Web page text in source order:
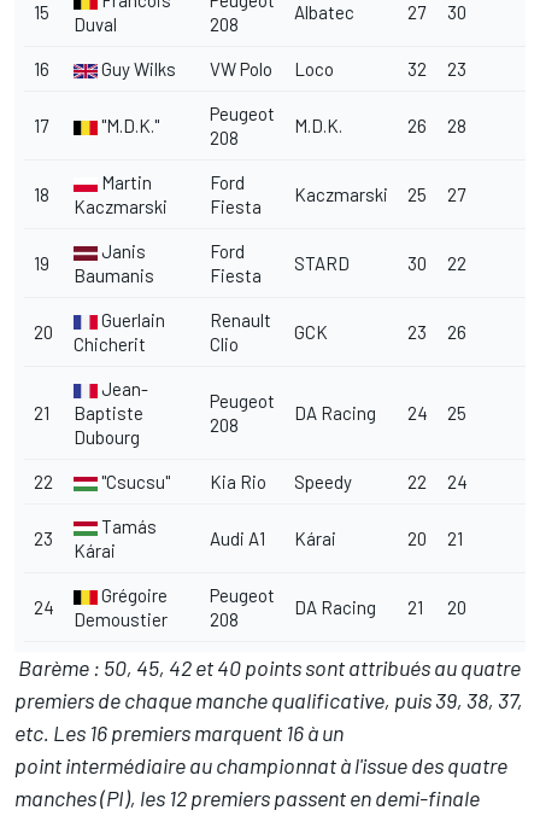
15
Duval
208
Albatec 27 30
16 Guy Wilks VW Polo Loco 32 23
17 "M.D.K."
Peugeot
208
M.D.K. 26 28
18
Martin
Kaczmarski
Ford
Fiesta
Kaczmarski 25 27
19
Janis
Baumanis
Ford
Fiesta
STARD 30 22
20
Guerlain
Chicherit
Renault
Clio
GCK 23 26
21
Jean-
Baptiste
Dubourg
Peugeot
208
DA Racing 24 25
22 "Csucsu" Kia Rio Speedy 22 24
23
Tamás
Kárai
Audi A1 Kárai 20 21
24
Grégoire
Demoustier
Peugeot
208
DA Racing 21 20
Barème : 50, 45, 42 et 40 points sont attribués au quatre
premiers de chaque manche qualificative, puis 39, 38, 37,
etc. Les 16 premiers marquent 16 à un
point intermédiaire au championnat à l'issue des quatre
manches (PI), les 12 premiers passent en demi-finale